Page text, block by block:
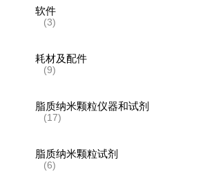
软件
(3)
耗材及配件
(9)
脂质纳米颗粒仪器和试剂
(17)
脂质纳米颗粒试剂
(6)